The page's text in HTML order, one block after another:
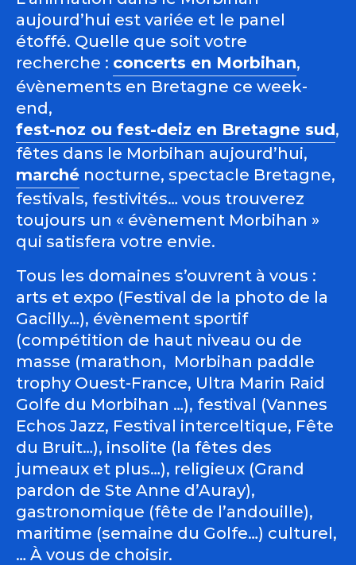
aujourd’hui est variée et le panel
étoffé. Quelle que soit votre
recherche : concerts en Morbihan,
évènements en Bretagne ce week-
end,
fest-noz ou fest-deiz en Bretagne sud,
fêtes dans le Morbihan aujourd’hui,
marché nocturne, spectacle Bretagne,
festivals, festivités… vous trouverez
toujours un « évènement Morbihan »
qui satisfera votre envie.
Tous les domaines s’ouvrent à vous :
arts et expo (Festival de la photo de la
Gacilly…), évènement sportif
(compétition de haut niveau ou de
masse (marathon, Morbihan paddle
trophy Ouest-France, Ultra Marin Raid
Golfe du Morbihan …), festival (Vannes
Echos Jazz, Festival interceltique, Fête
du Bruit…), insolite (la fêtes des
jumeaux et plus…), religieux (Grand
pardon de Ste Anne d’Auray),
gastronomique (fête de l’andouille),
maritime (semaine du Golfe…) culturel,
… À vous de choisir.